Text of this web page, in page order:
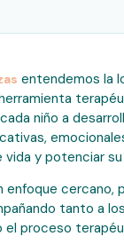
entendemos la
niño a
vida y potenciar
enfoque cercano,
tanto a
el proceso